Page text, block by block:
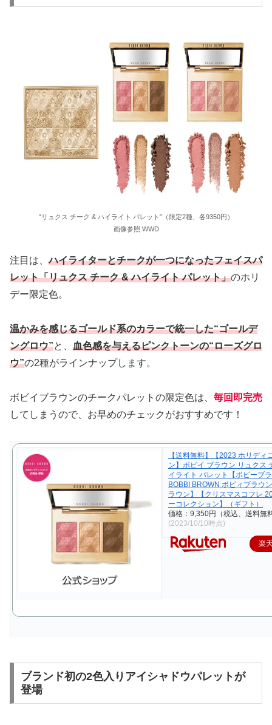
“リュクス チーク & ハイライト パレット”（限定2種、各9350円）
画像参照:WWD
注目は、ハイライターとチークが⼀つになったフェイスパ
レット「リュクス チーク & ハイライト パレット」のホリ
デー限定色。
温かみを感じるゴールド系のカラーで統一した“ゴールデ
ングロウ”と、 ⾎⾊感を与えるピンクトーンの“ローズグロ
ウ”の2種がラインナップします。
ボビイブラウンのチークパレットの限定色は、 毎回即完売
してしまうので、お早めのチェックがおすすめです！
【送料無料】【2023 ホリディ
ン】ボビイ ブラウン リュクス
イライト パレット【ボビーブ
BOBBI BROWN ボビィブラウ
ラウン】【クリスマスコフレ
ーコレクション】（ギフト）
価格：9,350円（税込、送料無
(2023/10/10時点)
楽
ブランド初の2色入りアイシャドウパレットが
登場